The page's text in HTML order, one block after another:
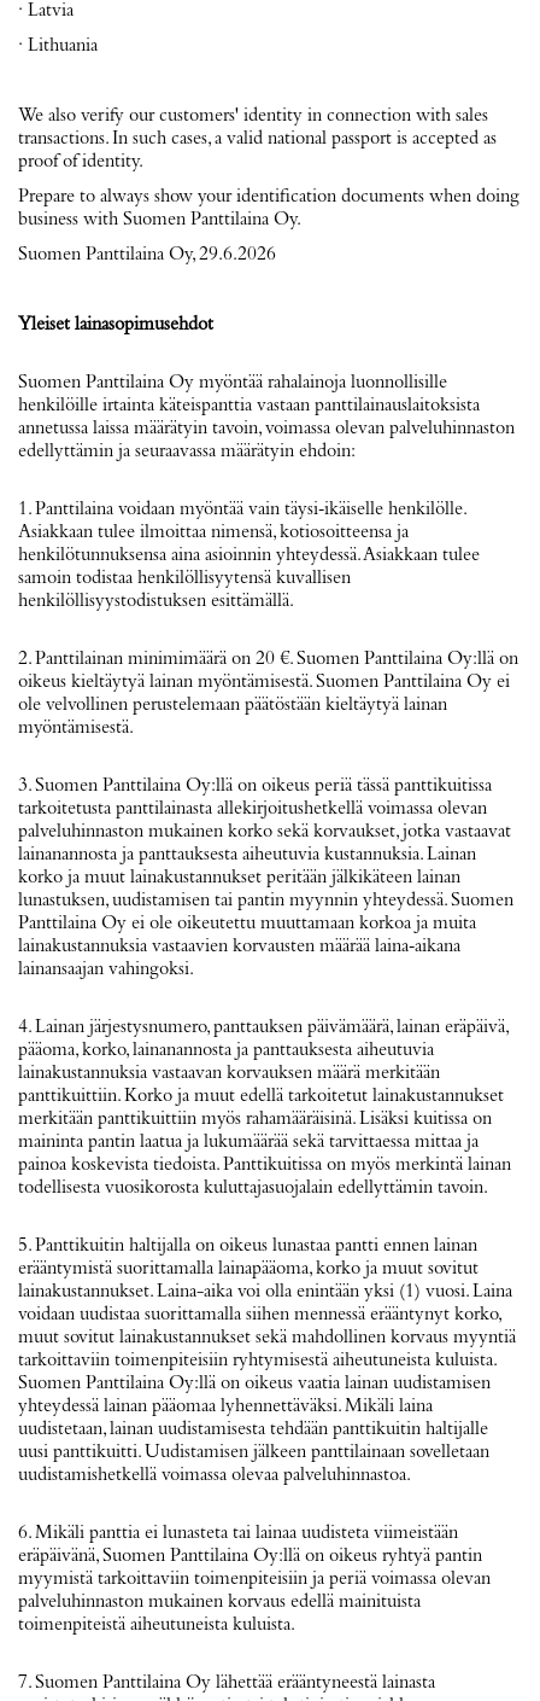
· Latvia
· Lithuania
We also verify our customers' identity in connection with sales
transactions. In such cases, a valid national passport is accepted as
proof of identity.
Prepare to always show your identification documents when doing
business with Suomen Panttilaina Oy.
Suomen Panttilaina Oy, 29.6.2026
Yleiset lainasopimusehdot
Suomen Panttilaina Oy myöntää rahalainoja luonnollisille
henkilöille irtainta käteispanttia vastaan panttilainauslaitoksista
annetussa laissa määrätyin tavoin, voimassa olevan palveluhinnaston
edellyttämin ja seuraavassa määrätyin ehdoin:
1. Panttilaina voidaan myöntää vain täysi‐ikäiselle henkilölle.
Asiakkaan tulee ilmoittaa nimensä, kotiosoitteensa ja
henkilötunnuksensa aina asioinnin yhteydessä. Asiakkaan tulee
samoin todistaa henkilöllisyytensä kuvallisen
henkilöllisyystodistuksen esittämällä.
2. Panttilainan minimimäärä on 20 €. Suomen Panttilaina Oy:llä on
oikeus kieltäytyä lainan myöntämisestä. Suomen Panttilaina Oy ei
ole velvollinen perustelemaan päätöstään kieltäytyä lainan
myöntämisestä.
3. Suomen Panttilaina Oy:llä on oikeus periä tässä panttikuitissa
tarkoitetusta panttilainasta allekirjoitushetkellä voimassa olevan
palveluhinnaston mukainen korko sekä korvaukset, jotka vastaavat
lainanannosta ja panttauksesta aiheutuvia kustannuksia. Lainan
korko ja muut lainakustannukset peritään jälkikäteen lainan
lunastuksen, uudistamisen tai pantin myynnin yhteydessä. Suomen
Panttilaina Oy ei ole oikeutettu muuttamaan korkoa ja muita
lainakustannuksia vastaavien korvausten määrää laina‐aikana
lainansaajan vahingoksi.
4. Lainan järjestysnumero, panttauksen päivämäärä, lainan eräpäivä,
pääoma, korko, lainanannosta ja panttauksesta aiheutuvia
lainakustannuksia vastaavan korvauksen määrä merkitään
panttikuittiin. Korko ja muut edellä tarkoitetut lainakustannukset
merkitään panttikuittiin myös rahamääräisinä. Lisäksi kuitissa on
maininta pantin laatua ja lukumäärää sekä tarvittaessa mittaa ja
painoa koskevista tiedoista. Panttikuitissa on myös merkintä lainan
todellisesta vuosikorosta kuluttajasuojalain edellyttämin tavoin.
5. Panttikuitin haltijalla on oikeus lunastaa pantti ennen lainan
erääntymistä suorittamalla lainapääoma, korko ja muut sovitut
lainakustannukset. Laina-aika voi olla enintään yksi (1) vuosi. Laina
voidaan uudistaa suorittamalla siihen mennessä erääntynyt korko,
muut sovitut lainakustannukset sekä mahdollinen korvaus myyntiä
tarkoittaviin toimenpiteisiin ryhtymisestä aiheutuneista kuluista.
Suomen Panttilaina Oy:llä on oikeus vaatia lainan uudistamisen
yhteydessä lainan pääomaa lyhennettäväksi. Mikäli laina
uudistetaan, lainan uudistamisesta tehdään panttikuitin haltijalle
uusi panttikuitti. Uudistamisen jälkeen panttilainaan sovelletaan
uudistamishetkellä voimassa olevaa palveluhinnastoa.
6. Mikäli panttia ei lunasteta tai lainaa uudisteta viimeistään
eräpäivänä, Suomen Panttilaina Oy:llä on oikeus ryhtyä pantin
myymistä tarkoittaviin toimenpiteisiin ja periä voimassa olevan
palveluhinnaston mukainen korvaus edellä mainituista
toimenpiteistä aiheutuneista kuluista.
7. Suomen Panttilaina Oy lähettää erääntyneestä lainasta